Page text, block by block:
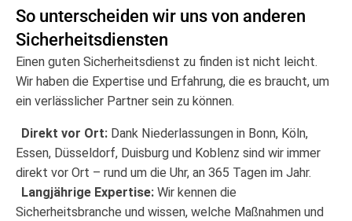
So unterscheiden wir uns von anderen
Sicherheitsdiensten
Einen guten Sicherheitsdienst zu finden ist nicht leicht.
Wir haben die Expertise und Erfahrung, die es braucht, um
ein verlässlicher Partner sein zu können.
Direkt vor Ort: Dank Niederlassungen in Bonn, Köln,
Essen, Düsseldorf, Duisburg und Koblenz sind wir immer
direkt vor Ort – rund um die Uhr, an 365 Tagen im Jahr.
Langjährige Expertise: Wir kennen die
Sicherheitsbranche und wissen, welche Maßnahmen und